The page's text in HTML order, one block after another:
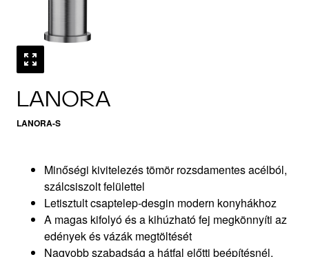
LANORA
LANORA-S
/
Minőségi kivitelezés tömör rozsdamentes acélból,
szálcsiszolt felülettel
Letisztult csaptelep-desgin modern konyhákhoz
A magas kifolyó és a kihúzható fej megkönnyíti az
edények és vázák megtöltését
Nagyobb szabadság a hátfal előtti beépítésnél,